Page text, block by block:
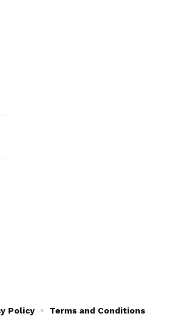
Policy Terms and Conditions